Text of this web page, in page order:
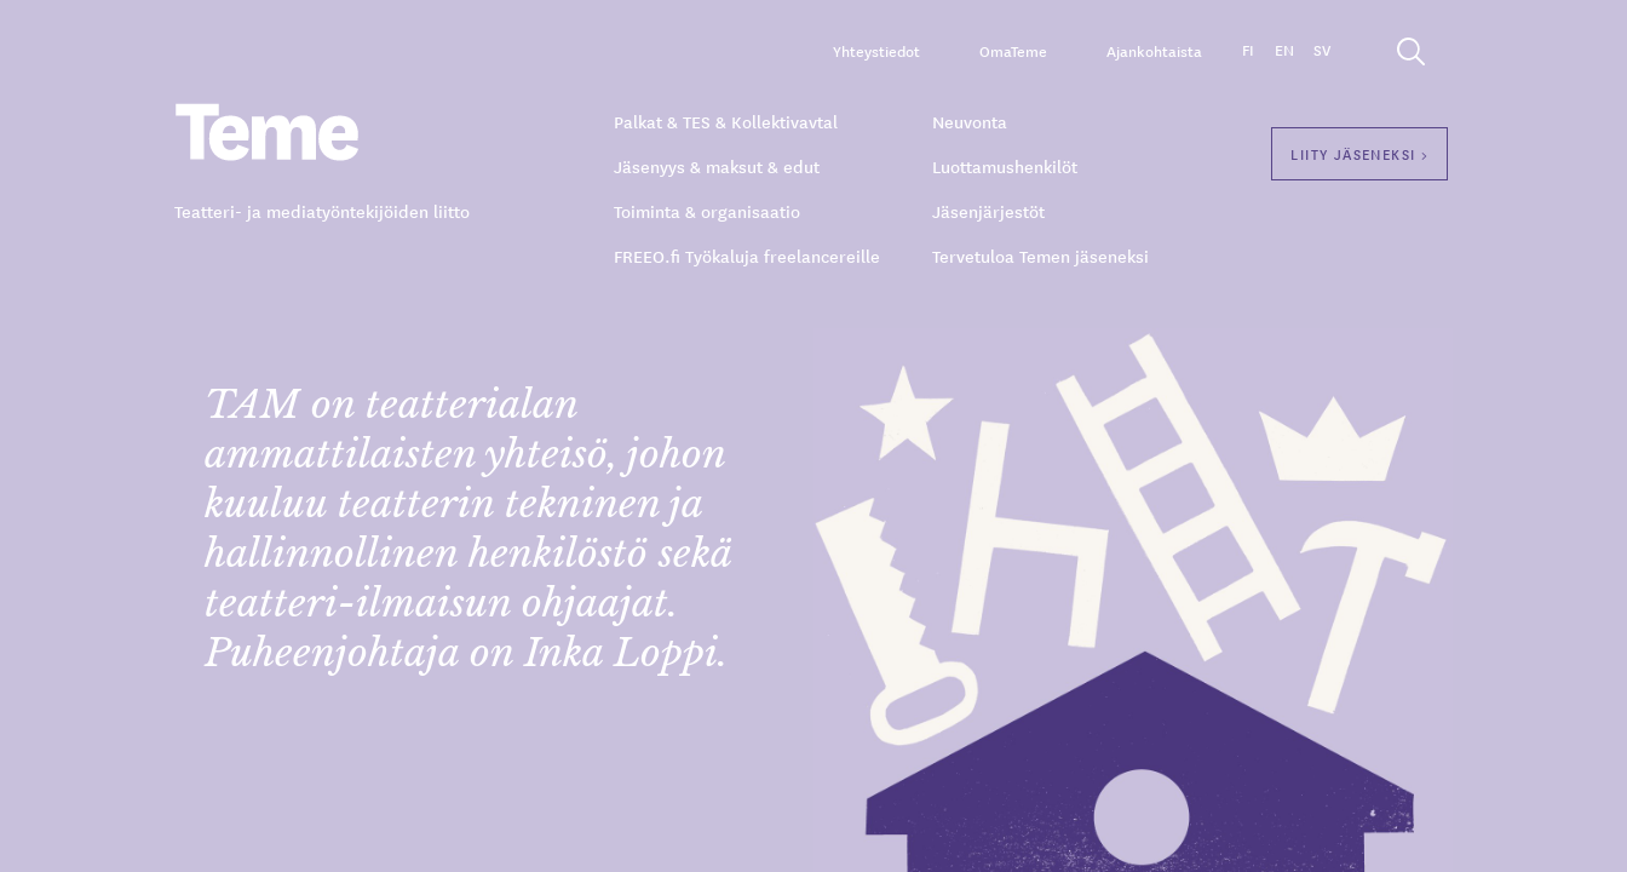
Yhteystiedot OmaTeme Ajankohtaista FI EN SV
Teatteri- ja mediatyöntekijöiden liitto
Palkat & TES & Kollektivavtal
Neuvonta
Jäsenyys & maksut & edut
Luottamushenkilöt
Toiminta & organisaatio
Jäsenjärjestöt
FREEO.fi Työkaluja freelancereille
Tervetuloa Temen jäseneksi
LIITY JÄSENEKSI >
TAM on teatterialan
ammattilaisten yhteisö, johon
kuuluu teatterin tekninen ja
hallinnollinen henkilöstö sekä
teatteri-ilmaisun ohjaajat.
Puheenjohtaja on Inka Loppi.